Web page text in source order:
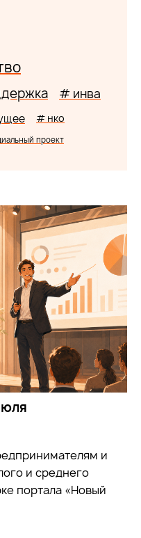
# инва
# нко
проект
и
и среднего
портала «Новый